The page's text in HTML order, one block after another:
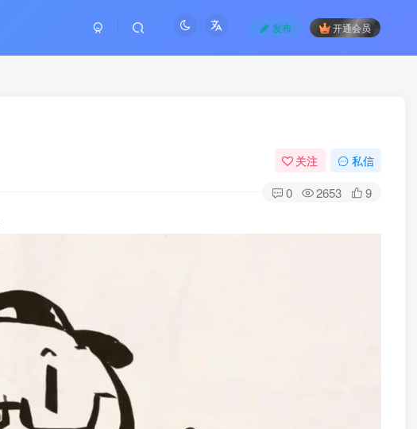
发布 开通会员
关注 私信
0 2653 9